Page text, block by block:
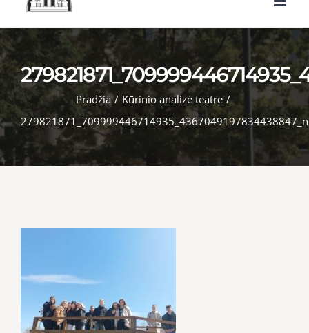
Pradžia / Kūrinio analizė teatre /
279821871_709999446714935_4367049197834438847_n